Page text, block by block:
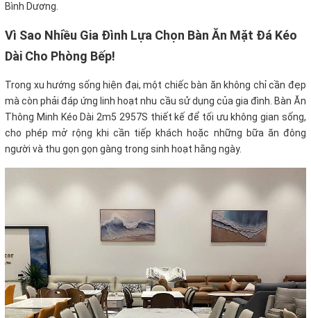
Bình Dương.
Vì Sao Nhiều Gia Đình Lựa Chọn Bàn Ăn Mặt Đá Kéo
Dài Cho Phòng Bếp!
Trong xu hướng sống hiện đại, một chiếc bàn ăn không chỉ cần đẹp
mà còn phải đáp ứng linh hoạt nhu cầu sử dụng của gia đình. Bàn Ăn
Thông Minh Kéo Dài 2m5 2957S thiết kế để tối ưu không gian sống,
cho phép mở rộng khi cần tiếp khách hoặc những bữa ăn đông
người và thu gọn gọn gàng trong sinh hoạt hằng ngày.